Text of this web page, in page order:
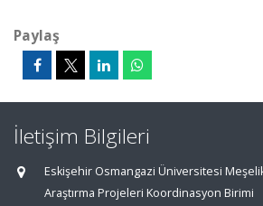
Paylaş
İletişim Bilgileri
Eskişehir Osmangazi Üniversitesi
Araştırma Projeleri Koordinasyon Birimi